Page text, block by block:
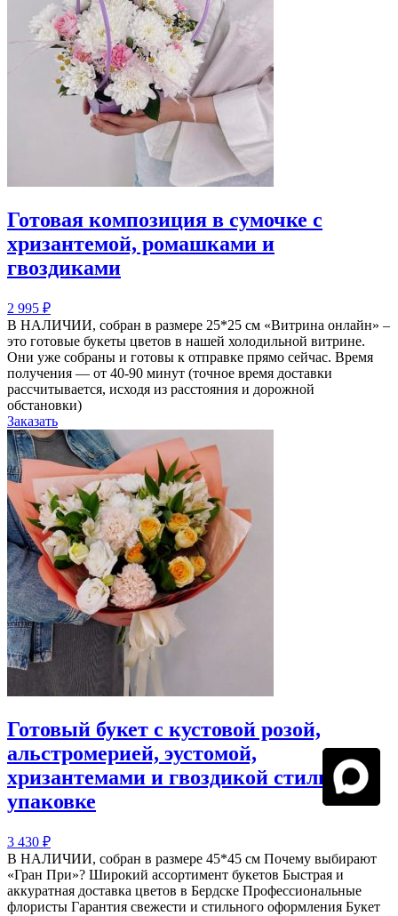
Готовая композиция в сумочке с
хризантемой, ромашками и
гвоздиками
2 995 ₽
В НАЛИЧИИ, собран в размере 25*25 см «Витрина онлайн» –
это готовые букеты цветов в нашей холодильной витрине.
Они уже собраны и готовы к отправке прямо сейчас. Время
получения — от 40-90 минут (точное время доставки
рассчитывается, исходя из расстояния и дорожной
обстановки)
Заказать
Готовый букет с кустовой розой,
альстромерией, эустомой,
хризантемами и гвоздикой стильной
упаковке
3 430 ₽
В НАЛИЧИИ, собран в размере 45*45 см Почему выбирают
«Гран При»? Широкий ассортимент букетов Быстрая и
аккуратная доставка цветов в Бердске Профессиональные
флористы Гарантия свежести и стильного оформления Букет